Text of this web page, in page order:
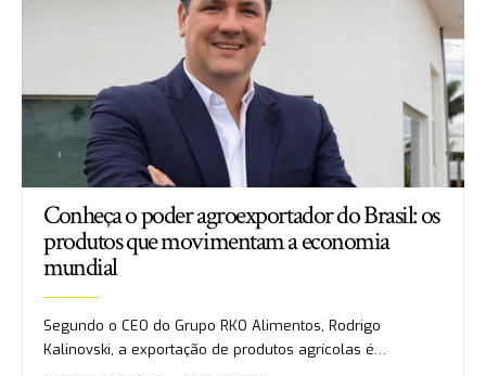
Conheça o poder agroexportador do Brasil: os
produtos que movimentam a economia
mundial
Segundo o CEO do Grupo RKO Alimentos, Rodrigo
Kalinovski, a exportação de produtos agrícolas é…